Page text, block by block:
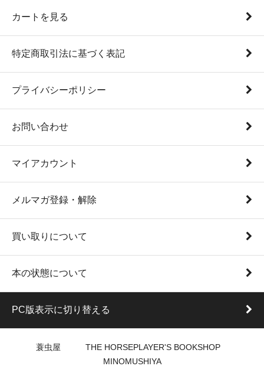
カートを見る
特定商取引法に基づく表記
プライバシーポリシー
お問い合わせ
マイアカウント
メルマガ登録・解除
買い取りについて
本の状態について
PC版表示に切り替える
蓑虫屋 THE HORSEPLAYER'S BOOKSHOP
MINOMUSHIYA